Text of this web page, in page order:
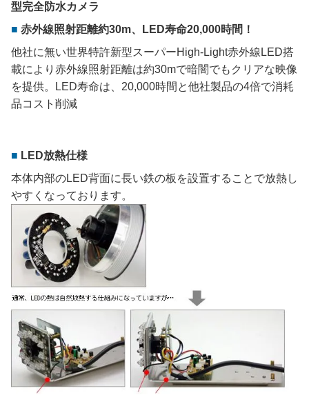
型完全防水カメラ
赤外線照射距離約30m、LED寿命20,000時間！
他社に無い世界特許新型スーパーHigh-Light赤外線LED搭
載により赤外線照射距離は約30mで暗闇でもクリアな映像
を提供。LED寿命は、20,000時間と他社製品の4倍で消耗
品コスト削減
LED放熱仕様
本体内部のLED背面に長い鉄の板を設置することで放熱し
やすくなっております。